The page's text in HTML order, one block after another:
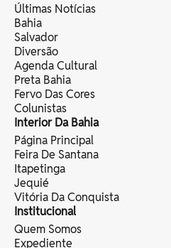
Últimas Notícias
Bahia
Salvador
Diversão
Agenda Cultural
Preta Bahia
Fervo Das Cores
Colunistas
Interior Da Bahia
Página Principal
Feira De Santana
Itapetinga
Jequié
Vitória Da Conquista
Institucional
Quem Somos
Expediente